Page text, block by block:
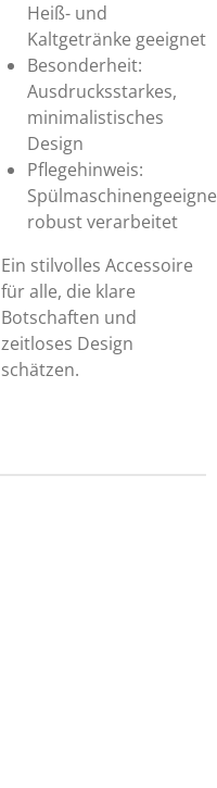
Heiß- und
Kaltgetränke geeignet
Besonderheit:
Ausdrucksstarkes,
minimalistisches
Design
Pflegehinweis:
robust verarbeitet
Ein stilvolles Accessoire
für alle, die klare
Botschaften und
zeitloses Design
schätzen.